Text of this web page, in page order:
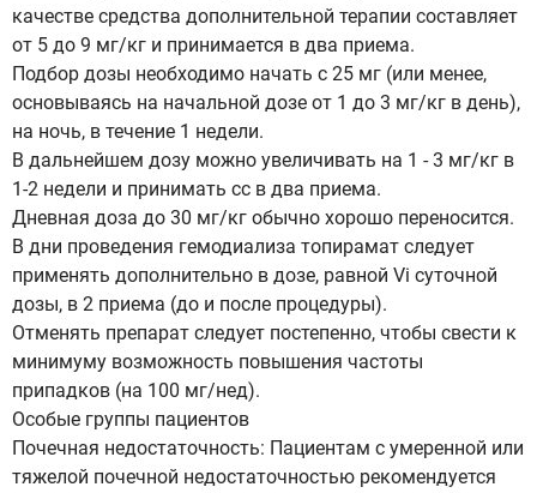
качестве средства дополнительной терапии составляет
от 5 до 9 мг/кг и принимается в два приема.
Подбор дозы необходимо начать с 25 мг (или менее,
основываясь на начальной дозе от 1 до 3 мг/кг в день),
на ночь, в течение 1 недели.
В дальнейшем дозу можно увеличивать на 1 - 3 мг/кг в
1-2 недели и принимать сс в два приема.
Дневная доза до 30 мг/кг обычно хорошо переносится.
В дни проведения гемодиализа топирамат следует
применять дополнительно в дозе, равной Vi суточной
дозы, в 2 приема (до и после процедуры).
Отменять препарат следует постепенно, чтобы свести к
минимуму возможность повышения частоты
припадков (на 100 мг/нед).
Особые группы пациентов
Почечная недостаточность: Пациентам с умеренной или
тяжелой почечной недостаточностью рекомендуется